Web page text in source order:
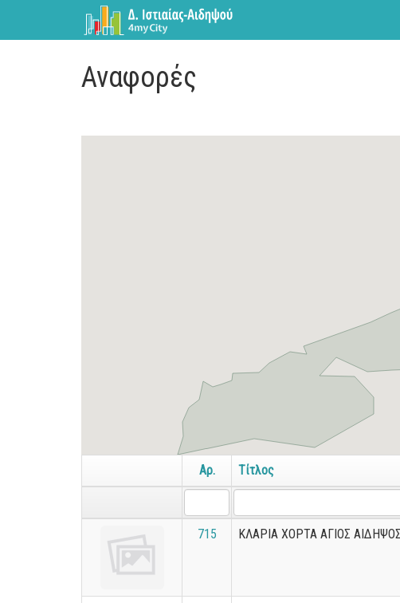
Αναφορές
Αρ. Τίτλος
715 ΚΛΑΡΙΑ ΧΟΡΤΑ ΑΓΙΟΣ ΑΙΔΗΨΟΣ